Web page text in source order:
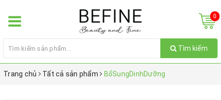
0
Tìm kiếm
Trang chủ Tất cả sản phẩm BổSungDinhDưỡng